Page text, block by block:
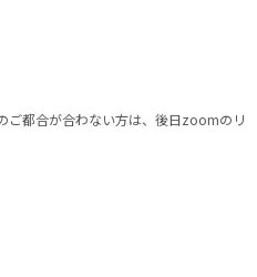
都合が合わない方は、後日zoomのリ